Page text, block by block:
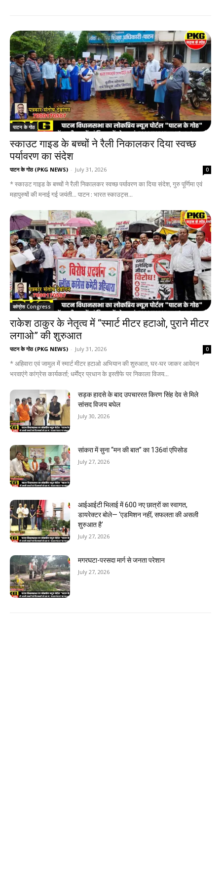
पाटन के गोठ
स्काउट गाइड के बच्चों ने रैली निकालकर दिया स्वच्छ
पर्यावरण का संदेश
पाटन के गोठ (PKG NEWS) - July 31, 2026 0
* स्काउट गाइड के बच्चों ने रैली निकालकर स्वच्छ पर्यावरण का दिया संदेश, गुरु पूर्णिमा एवं
महापुरुषों की मनाई गई जयंती... पाटन : भारत स्काउट्स...
कांग्रेस Congress
राकेश ठाकुर के नेतृत्व में “स्मार्ट मीटर हटाओ, पुराने मीटर
लगाओ” की शुरुआत
पाटन के गोठ (PKG NEWS) - July 31, 2026 0
* अहिवारा एवं जामुल में स्मार्ट मीटर हटाओ अभियान की शुरुआत, घर-घर जाकर आवेदन
भरवाएंगे कांग्रेस कार्यकर्ता; धर्मेंद्र प्रधान के इस्तीफे पर निकाला विजय...
सड़क हादसे के बाद उपचाररत किरण सिंह देव से मिले
सांसद विजय बघेल
July 30, 2026
सांकरा में सुना “मन की बात” का 136वां एपिसोड
July 27, 2026
आईआईटी भिलाई में 600 नए छात्रों का स्वागत,
डायरेक्टर बोले— ‘एडमिशन नहीं, सफलता की असली
शुरुआत है’
July 27, 2026
मगरघटा-परसदा मार्ग से जनता परेशान
July 27, 2026